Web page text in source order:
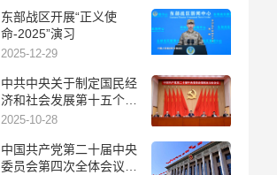
东部战区开展“正义使
命-2025”演习
2025-12-29
中共中央关于制定国民经
济和社会发展第十五个五
年规划的建议
2025-10-28
中国共产党第二十届中央
委员会第四次全体会议公